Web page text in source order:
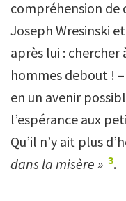
compréhension de
Joseph Wresinski
après lui : chercher
hommes debout !
en un avenir
l’espérance aux
Qu’il n’y ait plus
dans la misère » 3.